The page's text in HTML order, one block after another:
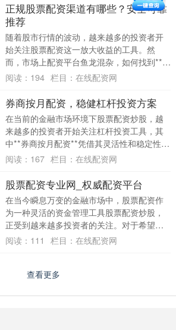
正规股票配资渠道有哪些？安全可靠
推荐
随着股市行情的波动，越来越多的投资者开
始关注股票配资这一放大收益的工具。然
而，市场上配资平台鱼龙混杂，如何找到**正
规股票配资渠道**，确保资金安全，成为投资
阅读： 194 栏目： 在线配资网
券商按月配资，稳健杠杆投资方案
在当前的金融市场环境下股票配资炒股，越
来越多的投资者开始关注杠杆投资工具，其
中**券商按月配资**凭借其灵活性和稳定性，
成为不少中长线投资者的首选。与按天配资
阅读： 167 栏目： 在线配资网
股票配资专业网_权威配资平台
在当今瞬息万变的金融市场中，股票配资作
为一种灵活的资金管理工具股票配资炒股，
正受到越来越多投资者的关注。对于希望在
股市中扩大操作规模、提升资金使用效率的
阅读： 111 栏目： 在线配资网
查看更多